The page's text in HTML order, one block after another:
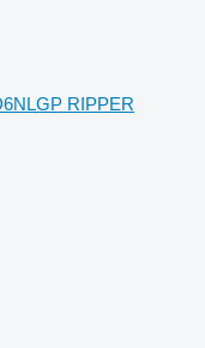
RIPPER